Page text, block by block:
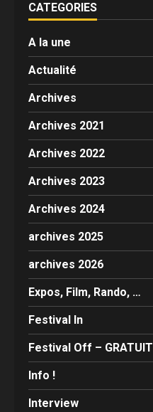
CATEGORIES
A la une
Actualité
Archives
Archives 2021
Archives 2022
Archives 2023
Archives 2024
archives 2025
archives 2026
Expos, Film, Rando, …
Festival In
Festival Off – GRATUIT
Info !
Interview